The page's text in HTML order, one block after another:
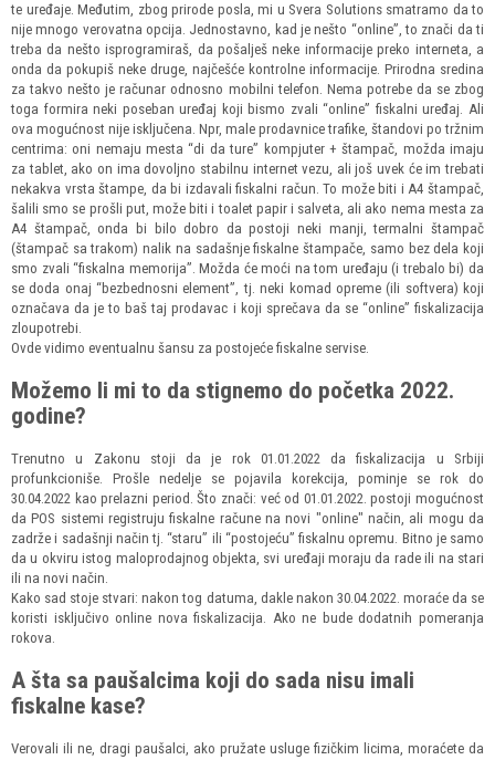
te uređaje. Međutim, zbog prirode posla, mi u Svera Solutions smatramo da to
nije mnogo verovatna opcija. Jednostavno, kad je nešto “online”, to znači da ti
treba da nešto isprogramiraš, da pošalješ neke informacije preko interneta, a
onda da pokupiš neke druge, najčešće kontrolne informacije. Prirodna sredina
za takvo nešto je računar odnosno mobilni telefon. Nema potrebe da se zbog
toga formira neki poseban uređaj koji bismo zvali “online” fiskalni uređaj. Ali
ova mogućnost nije isključena. Npr, male prodavnice trafike, štandovi po tržnim
centrima: oni nemaju mesta “di da ture” kompjuter + štampač, možda imaju
za tablet, ako on ima dovoljno stabilnu internet vezu, ali još uvek će im trebati
nekakva vrsta štampe, da bi izdavali fiskalni račun. To može biti i A4 štampač,
šalili smo se prošli put, može biti i toalet papir i salveta, ali ako nema mesta za
A4 štampač, onda bi bilo dobro da postoji neki manji, termalni štampač
(štampač sa trakom) nalik na sadašnje fiskalne štampače, samo bez dela koji
smo zvali “fiskalna memorija”. Možda će moći na tom uređaju (i trebalo bi) da
se doda onaj “bezbednosni element”, tj. neki komad opreme (ili softvera) koji
označava da je to baš taj prodavac i koji sprečava da se “online” fiskalizacija
zloupotrebi.
Ovde vidimo eventualnu šansu za postojeće fiskalne servise.
Možemo li mi to da stignemo do početka 2022.
godine?
Trenutno u Zakonu stoji da je rok 01.01.2022 da fiskalizacija u Srbiji
profunkcioniše. Prošle nedelje se pojavila korekcija, pominje se rok do
30.04.2022 kao prelazni period. Što znači: već od 01.01.2022. postoji mogućnost
da POS sistemi registruju fiskalne račune na novi "online" način, ali mogu da
zadrže i sadašnji način tj. “staru” ili “postojeću” fiskalnu opremu. Bitno je samo
da u okviru istog maloprodajnog objekta, svi uređaji moraju da rade ili na stari
ili na novi način.
Kako sad stoje stvari: nakon tog datuma, dakle nakon 30.04.2022. moraće da se
koristi isključivo online nova fiskalizacija. Ako ne bude dodatnih pomeranja
rokova.
A šta sa paušalcima koji do sada nisu imali
fiskalne kase?
Verovali ili ne, dragi paušalci, ako pružate usluge fizičkim licima, moraćete da